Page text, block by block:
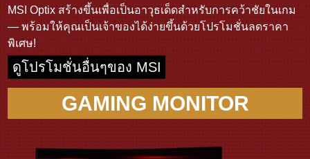
MSI Optix สร้างขึ้นเพื่อเป็นอาวุธเด็ดสำหรับการคว้าชัยในเกม
— พร้อมให้คุณเป็นเจ้าของได้ง่ายขึ้นด้วยโปรโมชั่นลดราคา
พิเศษ!
ดูโปรโมชั่นอื่นๆของ MSI
GAMING MONITOR